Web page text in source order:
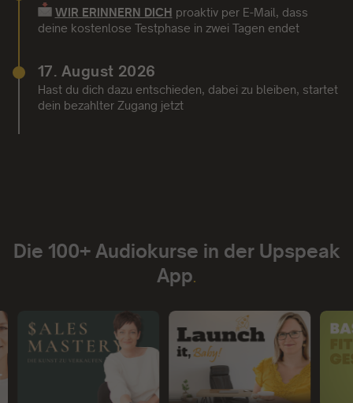
WIR ERINNERN DICH proaktiv per E-Mail, dass
deine kostenlose Testphase in zwei Tagen endet
17. August 2026
Hast du dich dazu entschieden, dabei zu bleiben, startet
dein bezahlter Zugang jetzt
Die 100+ Audiokurse in der Upspeak
App.